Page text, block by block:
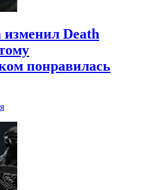
Death
понравилась